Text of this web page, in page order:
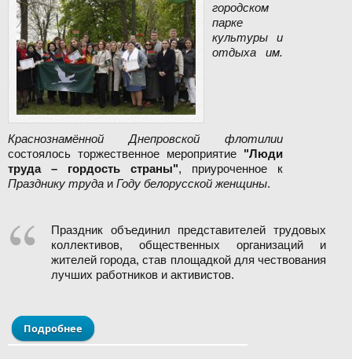
городском
парке
культуры и
отдыха им.
Краснознамённой Днепровской флотилии
состоялось торжественное мероприятие "Люди
труда – гордость страны", приуроченное к
Празднику труда и Году белорусской женщины.
Праздник объединил представителей трудовых
коллективов, общественных организаций и
жителей города, став площадкой для чествования
лучших работников и активистов.
Подробнее о Трудовые достижения ПолесГУ отмечены на
городском мероприятии "Люди труда – гордость